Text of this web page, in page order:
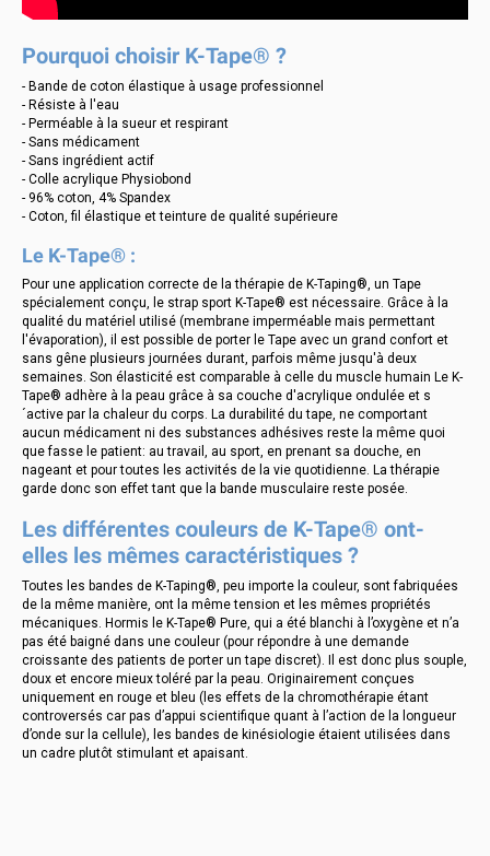
Pourquoi choisir K-Tape® ?
- Bande de coton élastique à usage professionnel
- Résiste à l'eau
- Perméable à la sueur et respirant
- Sans médicament
- Sans ingrédient actif
- Colle acrylique Physiobond
- 96% coton, 4% Spandex
- Coton, fil élastique et teinture de qualité supérieure
Le K-Tape® :
Pour une application correcte de la thérapie de K-Taping®, un Tape
spécialement conçu, le strap sport K-Tape® est nécessaire. Grâce à la
qualité du matériel utilisé (membrane imperméable mais permettant
l'évaporation), il est possible de porter le Tape avec un grand confort et
sans gêne plusieurs journées durant, parfois même jusqu'à deux
semaines. Son élasticité est comparable à celle du muscle humain Le K-
Tape® adhère à la peau grâce à sa couche d'acrylique ondulée et s
´active par la chaleur du corps. La durabilité du tape, ne comportant
aucun médicament ni des substances adhésives reste la même quoi
que fasse le patient: au travail, au sport, en prenant sa douche, en
nageant et pour toutes les activités de la vie quotidienne. La thérapie
garde donc son effet tant que la bande musculaire reste posée.
Les différentes couleurs de K-Tape® ont-
elles les mêmes caractéristiques ?
Toutes les bandes de K-Taping®, peu importe la couleur, sont fabriquées
de la même manière, ont la même tension et les mêmes propriétés
mécaniques. Hormis le K-Tape® Pure, qui a été blanchi à l’oxygène et n’a
pas été baigné dans une couleur (pour répondre à une demande
croissante des patients de porter un tape discret). Il est donc plus souple,
doux et encore mieux toléré par la peau. Originairement conçues
uniquement en rouge et bleu (les effets de la chromothérapie étant
controversés car pas d’appui scientifique quant à l’action de la longueur
d’onde sur la cellule), les bandes de kinésiologie étaient utilisées dans
un cadre plutôt stimulant et apaisant.